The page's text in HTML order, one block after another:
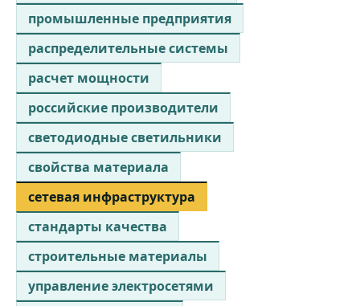
промышленные предприятия
распределительные системы
расчет мощности
российские производители
светодиодные светильники
свойства материала
сетевая инфраструктура
стандарты качества
строительные материалы
управление электросетями